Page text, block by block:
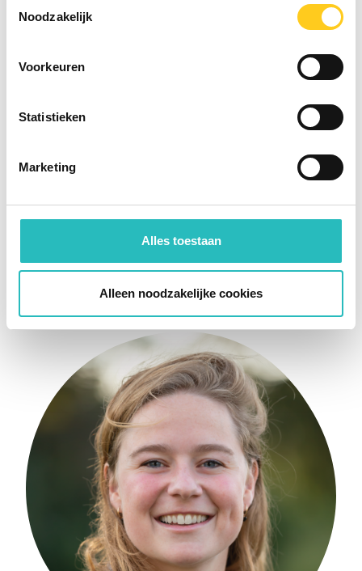
Noodzakelijk
Voorkeuren
Statistieken
Marketing
Alles toestaan
Alleen noodzakelijke cookies
Project Management Consultant